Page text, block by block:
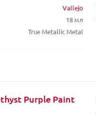
Vallejo
18 мл
True Metallic Metal
Purple Paint